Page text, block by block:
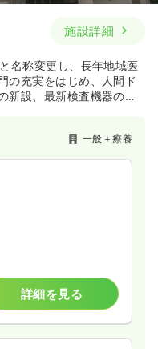
詳細を見る
詳細を見る
一般＋療養
施設詳細
名称変更し、長年地域医
の充実をはじめ、人間ド
新設、最新検査機器の導
一般＋療養
詳細を見る